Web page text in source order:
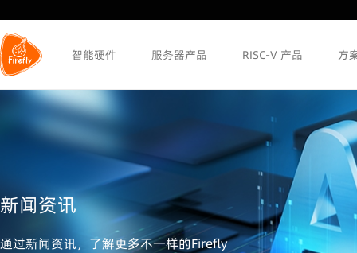
智能硬件 服务器产品 RISC-V 产品 方
新闻资讯
通过新闻资讯，了解更多不一样的Firefly